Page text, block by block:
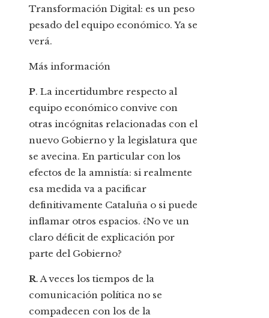
Transformación Digital: es un peso
pesado del equipo económico. Ya se
verá.
Más información
P. La incertidumbre respecto al
equipo económico convive con
otras incógnitas relacionadas con el
nuevo Gobierno y la legislatura que
se avecina. En particular con los
efectos de la amnistía: si realmente
esa medida va a pacificar
definitivamente Cataluña o si puede
inflamar otros espacios. ¿No ve un
claro déficit de explicación por
parte del Gobierno?
R. A veces los tiempos de la
comunicación política no se
compadecen con los de la